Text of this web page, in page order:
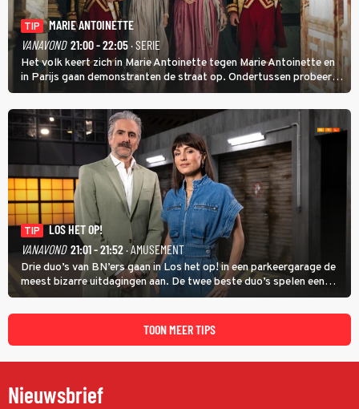
TIP
MARIE ANTOINETTE
VANAVOND 21:00 - 22:05· SERIE
Het volk keert zich in Marie Antoinette tegen Marie Antoinette en
in Parijs gaan demonstranten de straat op. Ondertussen probeert
Marie Antoinette landgoed Saint-Cloud te kopen. Ze wil daar haar
kinderen veilig laten opgroeien.
TIP
LOS HET OP!
VANAVOND 21:01 - 21:52· AMUSEMENT
Drie duo’s van BN’ers gaan in Los het op! in een parkeergarage de
meest bizarre uitdagingen aan. De twee beste duo’s spelen een
onderlinge finale. Met in deze aflevering onder anderen cabaretiers
Nabil Aoulad Ayad en Annick Boer.
TOON MEER TIPS
Nieuwsbrief